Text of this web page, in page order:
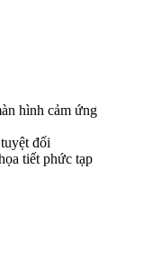
hình cảm ứng
đối
tiết phức tạp